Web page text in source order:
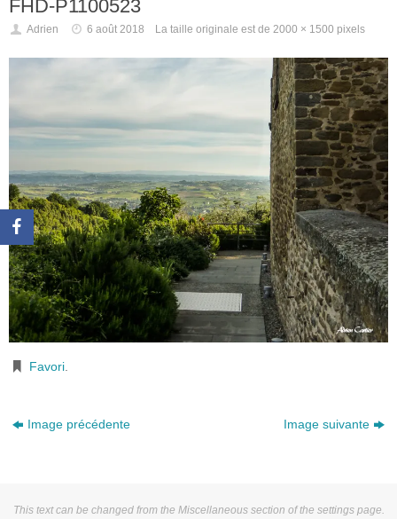
FHD-P1100523
Adrien 6 août 2018 La taille originale est de2000 × 1500 pixels
Favori
Image précédente Image suivante
This text can be changed from the Miscellaneous section of the settings page.